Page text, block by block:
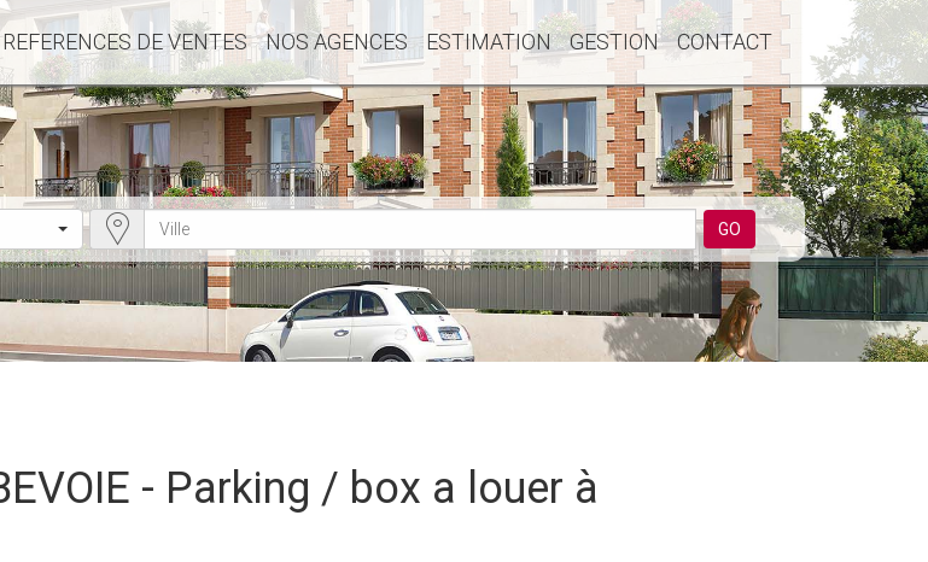
REFERENCES DE VENTES NOS AGENCES ESTIMATION GESTION CONTACT
GO